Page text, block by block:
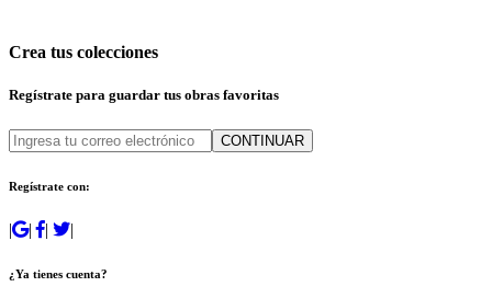
Crea tus colecciones
Regístrate para guardar tus obras favoritas
CONTINUAR
Regístrate con:
| | | |
¿Ya tienes cuenta?